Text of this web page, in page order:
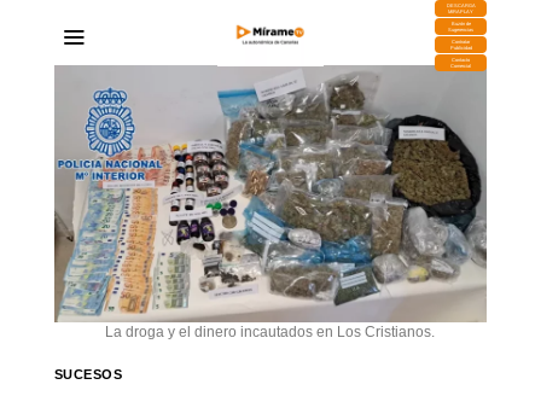
DESCARGA
MIRAPLAY
Buzón de
Sugerencias
Contratar
Publicidad
Contacto
Comercial
La droga y el dinero incautados en Los Cristianos.
SUCESOS